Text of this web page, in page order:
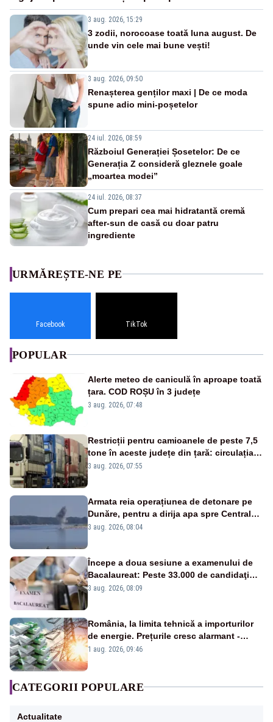
3 aug. 2026, 15:29
3 zodii, norocoase toată luna august. De
unde vin cele mai bune vești!
3 aug. 2026, 09:50
Renașterea genților maxi | De ce moda
spune adio mini-poșetelor
24 iul. 2026, 08:59
Războiul Generației Șosetelor: De ce
Generația Z consideră gleznele goale
„moartea modei”
24 iul. 2026, 08:37
Cum prepari cea mai hidratantă cremă
after-sun de casă cu doar patru
ingrediente
URMĂREȘTE-NE PE
Facebook TikTok
POPULAR
Alerte meteo de caniculă în aproape toată
țara. COD ROȘU în 3 județe
3 aug. 2026, 07:48
Restricții pentru camioanele de peste 7,5
tone în aceste județe din țară: circulația
este interzisă luni, între orele 12:00 și
3 aug. 2026, 07:55
Armata reia operațiunea de detonare pe
Dunăre, pentru a dirija apa spre Centrala
Cernavodă
3 aug. 2026, 08:04
Începe a doua sesiune a examenului de
Bacalaureat: Peste 33.000 de candidaţi
înscrişi
3 aug. 2026, 08:09
România, la limita tehnică a importurilor
de energie. Prețurile cresc alarmant -
Analiză Realitatea Plus
1 aug. 2026, 09:46
CATEGORII POPULARE
Actualitate